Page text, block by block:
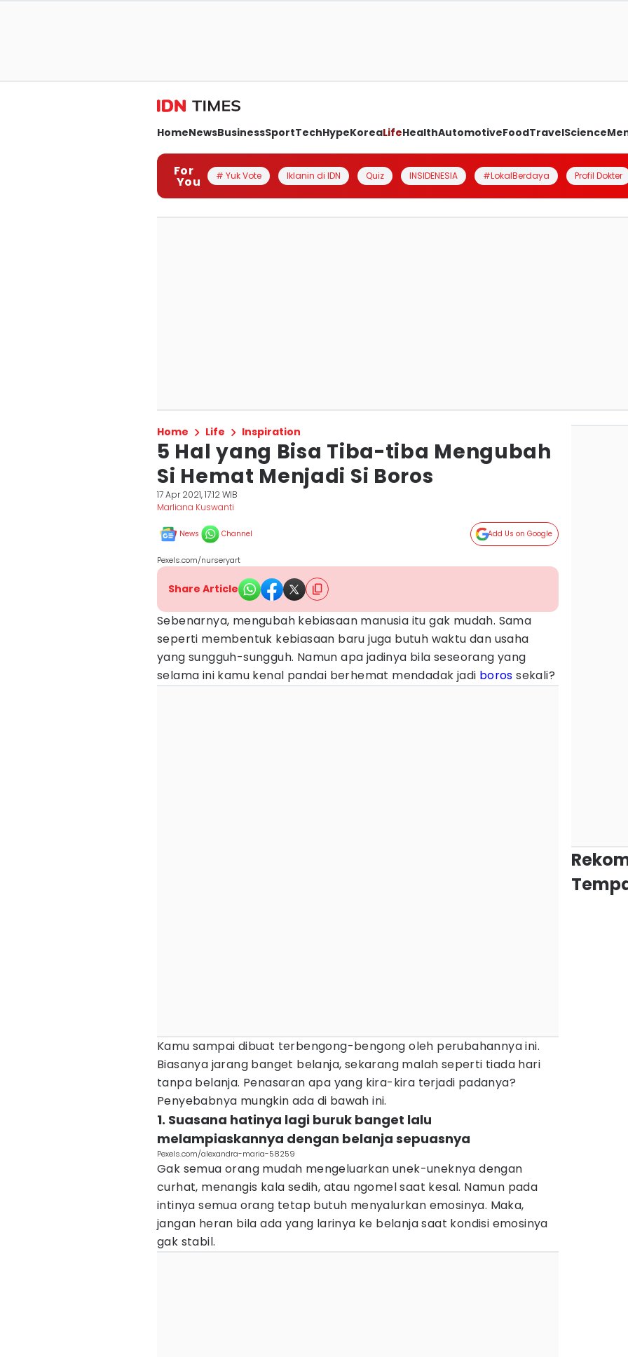
HomeNewsBusinessSportTechHypeKoreaLifeHealthAutomotiveFoodTravelScience
For
You # Yuk Vote Iklanin di IDN Quiz INSIDENESIA #LokalBerdaya Profil Dokter
Home Life Inspiration
5 Hal yang Bisa Tiba-tiba Mengubah
Si Hemat Menjadi Si Boros
17 Apr 2021, 17:12 WIB
Marliana Kuswanti
News Channel Add Us on Google
Pexels.com/nurseryart
Share Article
Sebenarnya, mengubah kebiasaan manusia itu gak mudah. Sama
seperti membentuk kebiasaan baru juga butuh waktu dan usaha
yang sungguh-sungguh. Namun apa jadinya bila seseorang yang
selama ini kamu kenal pandai berhemat mendadak jadi boros sekali?
Kamu sampai dibuat terbengong-bengong oleh perubahannya ini.
Biasanya jarang banget belanja, sekarang malah seperti tiada hari
tanpa belanja. Penasaran apa yang kira-kira terjadi padanya?
Penyebabnya mungkin ada di bawah ini.
1. Suasana hatinya lagi buruk banget lalu
melampiaskannya dengan belanja sepuasnya
Pexels.com/alexandra-maria-58259
Gak semua orang mudah mengeluarkan unek-uneknya dengan
curhat, menangis kala sedih, atau ngomel saat kesal. Namun pada
intinya semua orang tetap butuh menyalurkan emosinya. Maka,
jangan heran bila ada yang larinya ke belanja saat kondisi emosinya
gak stabil.